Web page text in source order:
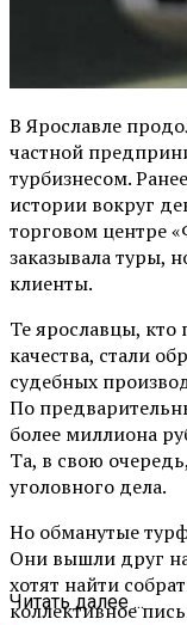
В Ярославле
частной
турбизнесом.
истории вокруг
торговом центре
заказывала туры,
клиенты.
Те ярославцы, кто
качества, стали
судебных
По
более миллиона
Та, в свою
уголовного дела.
Но обманутые
Они вышли друг
хотят найти
коллективное
Читать далее ...